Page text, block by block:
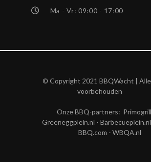
Ma - Vr: 09:00 - 17:00
© Copyright 2021 BBQWacht |
voorbehouden
Onze BBQ-partners:
Greeneggplein.nl - Barbecueplein.nl
BBQ.com - WBQA.nl